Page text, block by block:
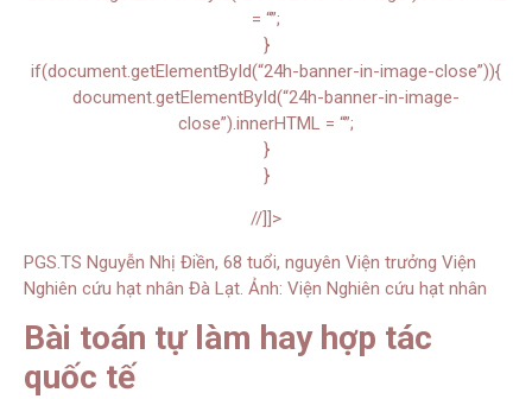
= “”;
}
if(document.getElementById(“24h-banner-in-image-close”)){
document.getElementById(“24h-banner-in-image-
close”).innerHTML = “”;
}
}
//]]>
PGS.TS Nguyễn Nhị Điền, 68 tuổi, nguyên Viện trưởng Viện
Nghiên cứu hạt nhân Đà Lạt. Ảnh: Viện Nghiên cứu hạt nhân
Bài toán tự làm hay hợp tác
quốc tế